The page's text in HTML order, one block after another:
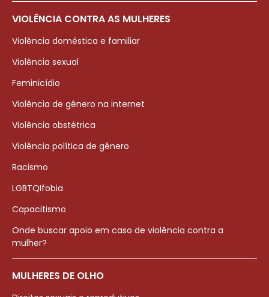
VIOLÊNCIA CONTRA AS MULHERES
Violência doméstica e familiar
Violência sexual
Feminicídio
Violência de gênero na internet
Violência obstétrica
Violência política de gênero
Racismo
LGBTQIfobia
Capacitismo
Onde buscar apoio em caso de violência contra a
mulher?
MULHERES DE OLHO